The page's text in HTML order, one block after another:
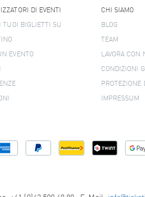
DI EVENTI
TUOI BIGLIETTI SU
EVENTO
CHI SIAMO
BLOG
TEAM
LAVORA CON
CONDIZIONI
PROTEZIONE
IMPRESSUM